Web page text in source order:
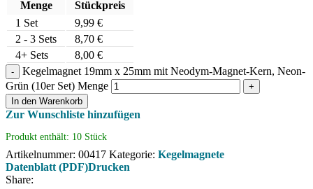
Menge
Stückpreis
1 Set 9,99 €
2 - 3 Sets
8,70 €
4+ Sets
8,00 €
Kegelmagnet 19mm x 25mm mit Neodym-Magnet-Kern, Neon-
Grün (10er Set) Menge
In den Warenkorb
Zur Wunschliste hinzufügen
Produkt enthält: 10 Stück
Artikelnummer: 00417 Kategorie: Kegelmagnete
Datenblatt (PDF)Drucken
Share: